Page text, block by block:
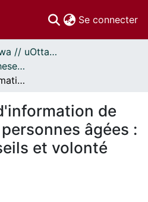
Se connecter
Thèses uOttawa // uOttawa Theses
- Thèses, 2011 - // Theses, 2011 -
Technologies d'information de santé chez les personnes âgées : attitudes, conseils et volonté d'usage
de
âgées :
et volonté